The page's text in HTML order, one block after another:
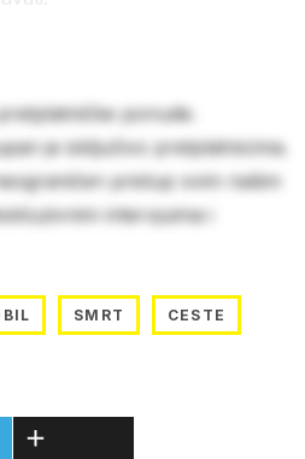
ponude.
je isključivo pretplatnicima.
pristup svim našim
intervjuima i
SMRT CESTE